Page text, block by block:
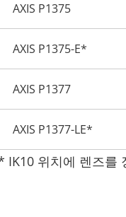
AXIS P1375
AXIS P1375-E*
AXIS P1377
AXIS P1377-LE*
IK10 위치에 렌즈를